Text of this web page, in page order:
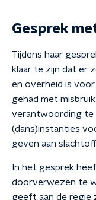
Gesprek
Tijdens haar
klaar te zijn dat er
en overheid is voor
gehad met
verantwoording te
(dans)instanties
geven aan
In het gesprek
doorverwezen te
geeft aan de regie